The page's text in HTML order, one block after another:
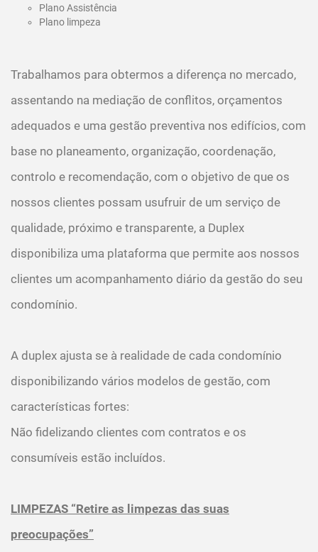
Plano Assistência
Plano limpeza
Trabalhamos para obtermos a diferença no mercado,
assentando na mediação de conflitos, orçamentos
adequados e uma gestão preventiva nos edifícios, com
base no planeamento, organização, coordenação,
controlo e recomendação, com o objetivo de que os
nossos clientes possam usufruir de um serviço de
qualidade, próximo e transparente, a Duplex
disponibiliza uma plataforma que permite aos nossos
clientes um acompanhamento diário da gestão do seu
condomínio.
A duplex ajusta se à realidade de cada condomínio
disponibilizando vários modelos de gestão, com
características fortes:
Não fidelizando clientes com contratos e os
consumíveis estão incluídos.
LIMPEZAS “Retire as limpezas das suas
preocupações”